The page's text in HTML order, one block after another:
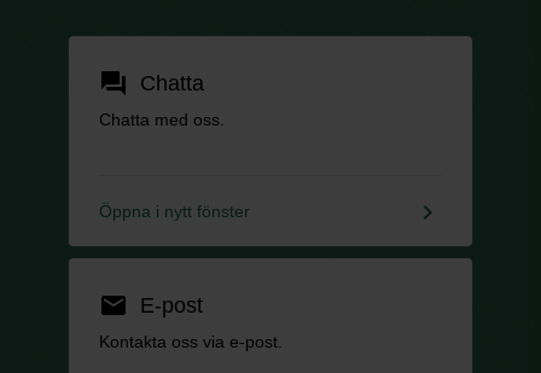
forum Chatta
Chatta med oss.
Öppna i nytt fönster keyboard_arrow_right
email E-post
Kontakta oss via e-post.